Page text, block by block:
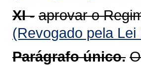
XI - aprovar o
(Revogado pela
Parágrafo único.